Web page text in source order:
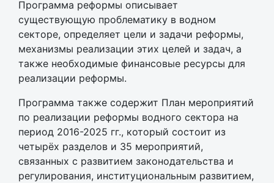
Программа реформы описывает
существующую проблематику в водном
секторе, определяет цели и задачи реформы,
механизмы реализации этих целей и задач, а
также необходимые финансовые ресурсы для
реализации реформы.
Программа также содержит План мероприятий
по реализации реформы водного сектора на
период 2016-2025 гг., который состоит из
четырёх разделов и 35 мероприятий,
связанных с развитием законодательства и
регулирования, институциональным развитием,